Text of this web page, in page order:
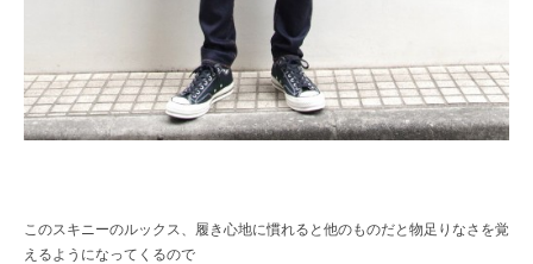
このスキニーのルックス、履き心地に慣れると他のものだと物足りなさを覚
えるようになってくるので